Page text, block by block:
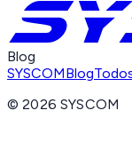
Blog
SYSCOMBlog
©2026 SYSCOM